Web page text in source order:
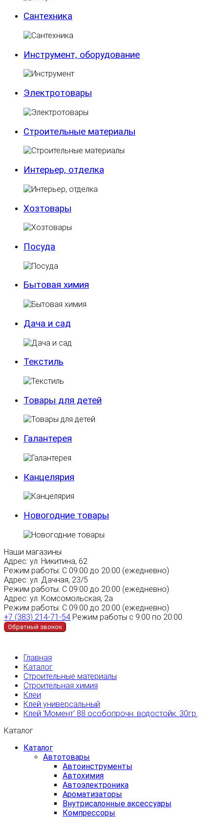
Сантехника
Инструмент, оборудование
Электротовары
Строительные материалы
Интерьер, отделка
Хозтовары
Посуда
Бытовая химия
Дача и сад
Текстиль
Товары для детей
Галантерея
Канцелярия
Новогодние товары
Наши магазины
Адрес: ул. Никитина, 62
Режим работы: С 09:00 до 20:00 (ежедневно)
Адрес: ул. Дачная, 23/5
Режим работы: С 09:00 до 20:00 (ежедневно)
Адрес: ул. Комсомольская, 2а
Режим работы: С 09:00 до 20:00 (ежедневно)
+7 (383) 214-71-54 Режим работы с 9:00 по 20:00
Обратный звонок
Главная
Каталог
Строительные материалы
Строительная химия
Клеи
Клей универсальный
Клей 'Момент' 88 особопрочн. водостойк. 30гр.
Каталог
Каталог
Автотовары
Автоинструменты
Автохимия
Автоэлектроника
Ароматизаторы
Внутрисалонные аксессуары
Компрессоры